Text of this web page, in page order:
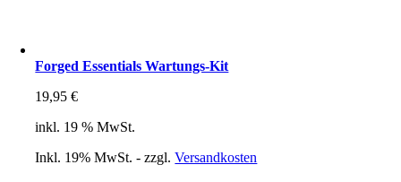
Forged Essentials Wartungs-Kit
19,95€
inkl. 19 % MwSt.
Inkl. 19% MwSt. - zzgl.Versandkosten